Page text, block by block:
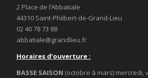
2 Place de l’Abbatiale
44310 Saint-Philbert-de-Grand-Lieu
02 40 78 73 88
abbatiale@grandlieu.fr
Horaires d’ouverture :
BASSE SAISON (octobre à mars) mercredi,